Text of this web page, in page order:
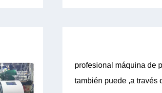
profesional máquina de
también puede ,a través